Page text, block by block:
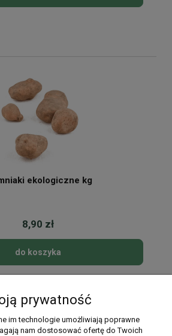
ekologiczne kg
8,90 zł
do koszyka
prywatność
im technologie umożliwiają poprawne
nam dostosować ofertę do Twoich